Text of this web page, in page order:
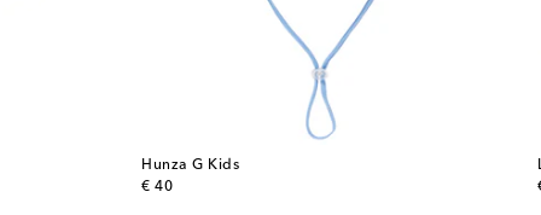
Hunza G Kids
€ 40
original price